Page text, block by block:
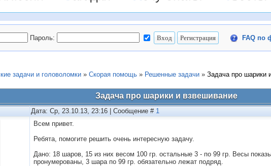
Пароль: FAQ по
задачи и головоломки » Скорая помощь » Решенные задачи » Задача про шарики
Задача про шарики и взвешивание
Дата: Ср, 23.10.13, 23:16 | Сообщение # 1
Всем привет.
Ребята, помогите решить очень интересную задачу.
Дано: 18 шаров, 15 из них весом 100 гр. остальные 3 - по 99 гр. Весы
пронумерованы, 3 шара по 99 гр. обязательно лежат подряд.